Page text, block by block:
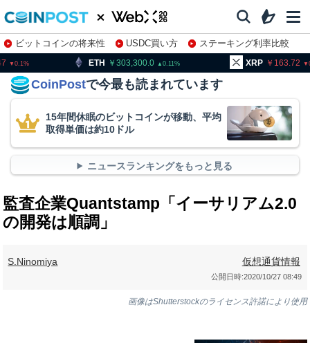
ビットコインの将来性 USDC買い方
ステーキング利率比較
株特集・関連銘柄
303,300.0 XRP 163.72 BNB
CoinPostで今最も読まれています
15年間休眠のビットコインが移動、平均
取得単価は約10ドル
ニュースランキングをもっと見る
監査企業Quantstamp「イーサリアム2.0
の開発は順調」
S.Ninomiya 仮想通貨情報
公開日時:2020/10/27 08:49
画像はShutterstockのライセンス許諾により使用